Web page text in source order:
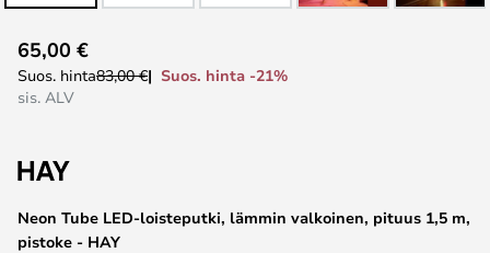
to
the
the
gallery
Neon Tube LED-loisteputki, lämmin valkoinen, pituus 1,5 m,
pistoke - HAY
65,00 €
Suos. hinta83,00 €
Suos. hinta -21%
sis. ALV